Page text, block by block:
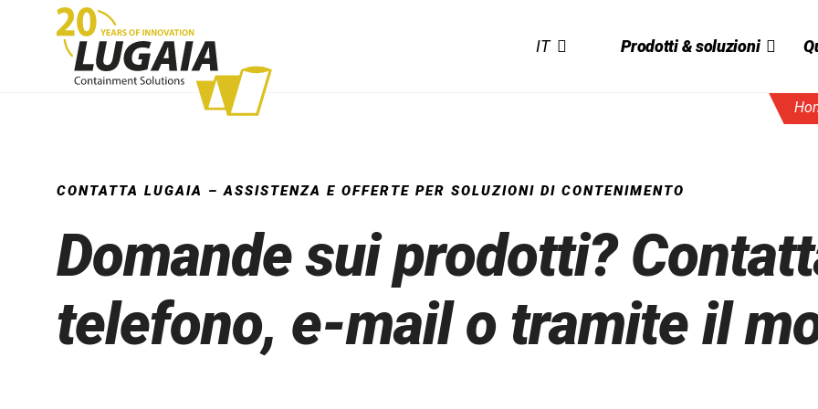
IT Prodotti & soluzioni
SafeFlex
CONTATTA LUGAIA – ASSISTENZA E OFFERTE PER SOLUZIONI DI CONTENIMENTO
Domande sui prodotti?
telefono, e-mail o tramite il